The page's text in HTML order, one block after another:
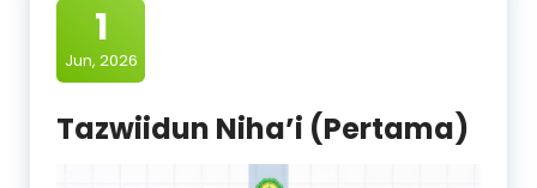
1
Jun, 2026
Tazwiidun Niha’i (Pertama)